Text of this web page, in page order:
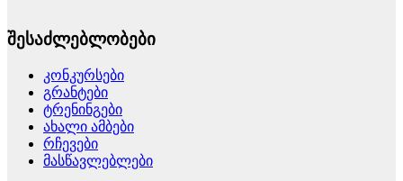
შესაძლებლობები
კონკურსები
გრანტები
ტრენინგები
ახალი ამბები
რჩევები
მასწავლებლები